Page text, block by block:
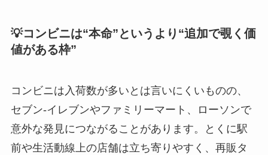
💡コンビニは“本命”というより“追加で覗く価
値がある枠”
コンビニは入荷数が多いとは言いにくいものの、
セブン‐イレブンやファミリーマート、ローソンで
意外な発見につながることがあります。とくに駅
前や生活動線上の店舗は立ち寄りやすく、再販タ